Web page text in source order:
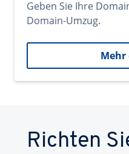
Geben Sie Ihre
Domain-Umzug.
Mehr
Richten